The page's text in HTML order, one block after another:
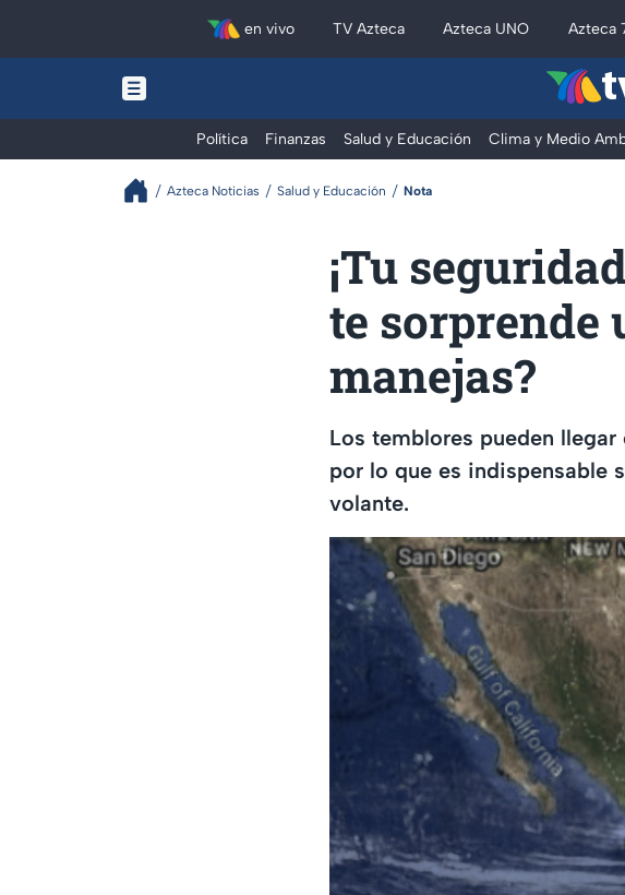
en vivo TV Azteca Azteca UNO Azteca
Política Finanzas Salud y Educación Clima y Medio
Azteca Noticias Salud y Educación Nota
¡Tu
te sorprende
manejas?
Los temblores pueden
por lo que es indispensable
volante.